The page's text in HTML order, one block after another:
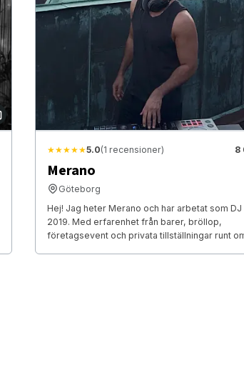
★★★★★5.0(1 recensioner) 8
Merano
Göteborg
Hej! Jag heter Merano och har arbetat som DJ
2019. Med erfarenhet från barer, bröllop,
företagsevent och privata tillställningar runt